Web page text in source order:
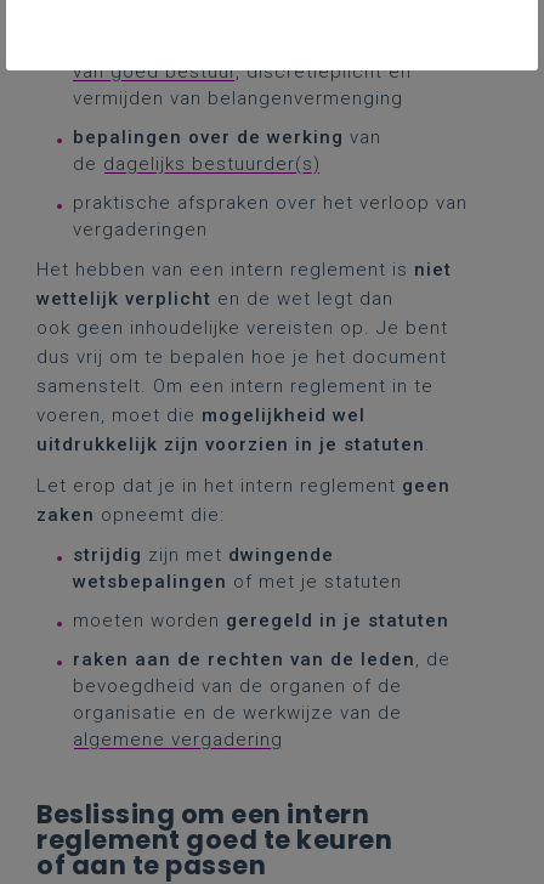
van goed bestuur, discretieplicht en
vermijden van belangenvermenging
bepalingen over de werking van
de dagelijks bestuurder(s)
praktische afspraken over het verloop van
vergaderingen
Het hebben van een intern reglement is niet
wettelijk verplicht en de wet legt dan
ook geen inhoudelijke vereisten op. Je bent
dus vrij om te bepalen hoe je het document
samenstelt. Om een intern reglement in te
voeren, moet die mogelijkheid wel
uitdrukkelijk zijn voorzien in je statuten.
Let erop dat je in het intern reglement geen
zaken opneemt die:
strijdig zijn met dwingende
wetsbepalingen of met je statuten
moeten worden geregeld in je statuten
raken aan de rechten van de leden, de
bevoegdheid van de organen of de
organisatie en de werkwijze van de
algemene vergadering
Beslissing om een intern
reglement goed te keuren
of aan te passen